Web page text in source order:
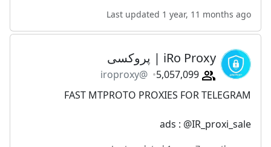
Last updated 1 year, 11 months ago
iRo Proxy | پروکسی
@iroproxy
FAST MTPROTO PROXIES FOR TELEGRAM
ads : @IR_proxi_sale